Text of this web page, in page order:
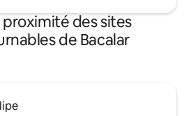
proximité des sites
de Bacalar